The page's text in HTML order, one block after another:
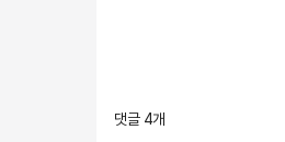
댓글 4개